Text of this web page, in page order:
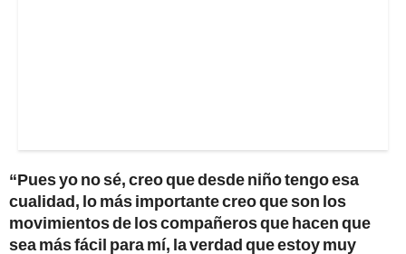
“Pues yo no sé, creo que desde niño tengo esa
cualidad, lo más importante creo que son los
movimientos de los compañeros que hacen que
sea más fácil para mí, la verdad que estoy muy